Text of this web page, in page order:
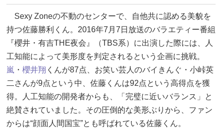
Sexy Zoneの不動のセンターで、自他共に認める美貌を
持つ佐藤勝利くん。2016年7月7日放送のバラエティー番組
『櫻井・有吉THE夜会』（TBS系）に出演した際には、人
工知能によって美形度を判定されるという企画に挑戦。
嵐 ・ 櫻井翔 くんが87点、お笑い芸人のバイきんぐ・小峠英
二さんが9点という中、佐藤くんは92点という高得点を獲
得。人工知能の開発者からも、「完璧に近いバランス」と
絶賛されていました。その圧倒的な美形ぶりから、ファン
からは“顔面人間国宝”とも呼ばれている佐藤くん。